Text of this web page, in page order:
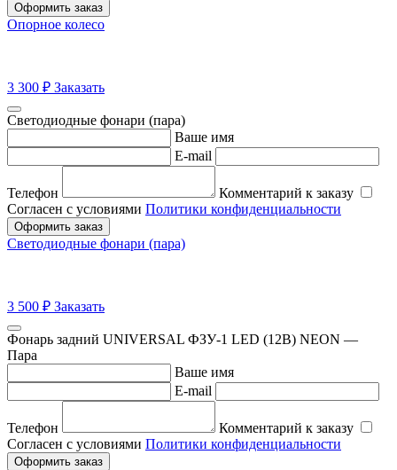
Оформить заказ
Опорное колесо
3 300 ₽ Заказать
Светодиодные фонари (пара)
Ваше имя
E-mail
Телефон
Комментарий к заказу
Согласен с условиями Политики конфиденциальности
Оформить заказ
Светодиодные фонари (пара)
3 500 ₽ Заказать
Фонарь задний UNIVERSAL ФЗУ-1 LED (12В) NEON —
Пара
Ваше имя
E-mail
Телефон
Комментарий к заказу
Согласен с условиями Политики конфиденциальности
Оформить заказ